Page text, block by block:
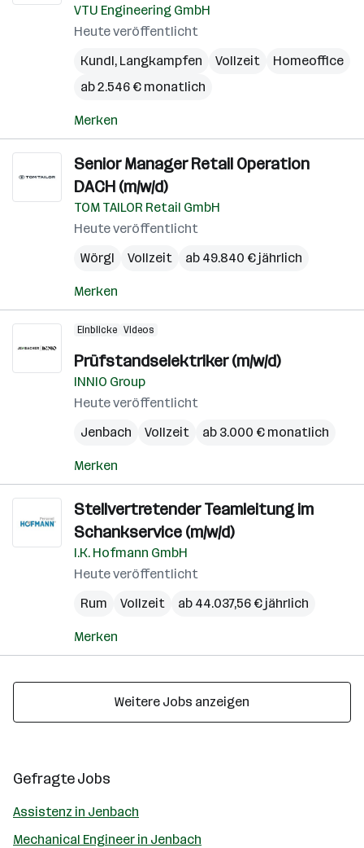
VTU Engineering GmbH
Heute veröffentlicht
Kundl, Langkampfen Vollzeit
Homeoffice
ab 2.546 € monatlich
Merken
Senior Manager Retail Operation
DACH (m/w/d)
TOM TAILOR Retail GmbH
Heute veröffentlicht
Wörgl
Vollzeit ab 49.840 € jährlich
Merken
Einblicke Videos
Prüfstandselektriker (m/w/d)
INNIO Group
Heute veröffentlicht
Jenbach
Vollzeit ab 3.000 € monatlich
Merken
Stellvertretender Teamleitung im
Schankservice (m/w/d)
I.K. Hofmann GmbH
Heute veröffentlicht
Rum
Vollzeit ab 44.037,56 € jährlich
Merken
Weitere Jobs anzeigen
Gefragte Jobs
Assistenz in Jenbach
Mechanical Engineer in Jenbach